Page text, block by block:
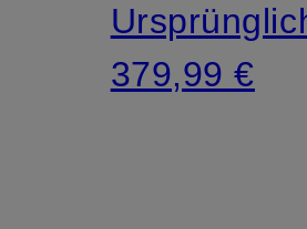
379,99 €